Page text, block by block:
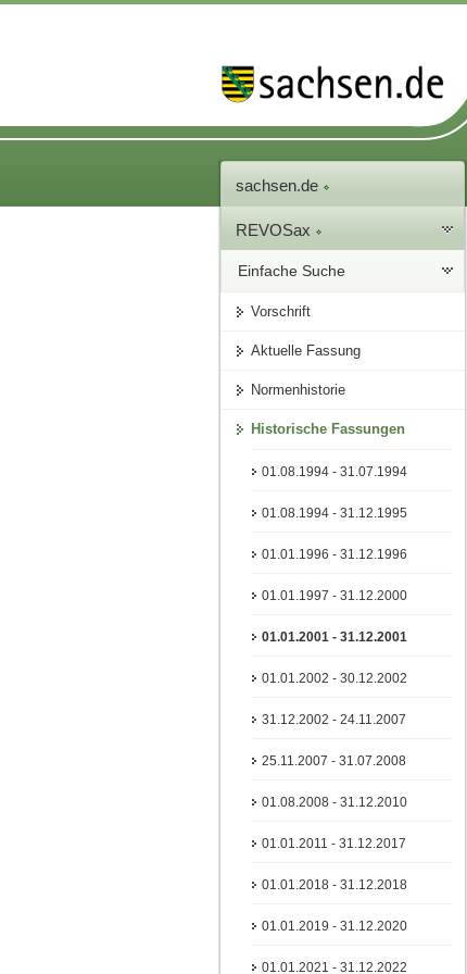
sachsen.de
REVOSax
Einfache Suche
Vorschrift
Aktuelle Fassung
Normenhistorie
Historische Fassungen
01.08.1994 - 31.07.1994
01.08.1994 - 31.12.1995
01.01.1996 - 31.12.1996
01.01.1997 - 31.12.2000
01.01.2001 - 31.12.2001
01.01.2002 - 30.12.2002
31.12.2002 - 24.11.2007
25.11.2007 - 31.07.2008
01.08.2008 - 31.12.2010
01.01.2011 - 31.12.2017
01.01.2018 - 31.12.2018
01.01.2019 - 31.12.2020
01.01.2021 - 31.12.2022